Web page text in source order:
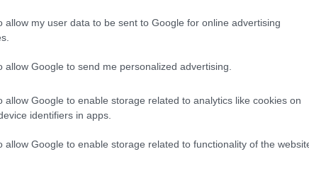
allow my user data to be sent to Google for online advertising
allow Google to send me personalized advertising.
allow Google to enable storage related to analytics like cookies on
identifiers in apps.
allow Google to enable storage related to functionality of the
alakult: az összesített utasszám megközelítette
az 1 millió 220 ezret, a személyhajókon utazóké
tavalyihoz képest idén korábban, már augusztus
emelkedett
vitték magukkal a biciklijüket – a kompok
a kerékpárral utazók száma. A kerékpáros forgalom